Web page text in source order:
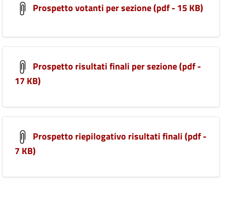
Prospetto votanti per sezione (pdf - 15 KB)
Prospetto risultati finali per sezione (pdf -
17 KB)
Prospetto riepilogativo risultati finali (pdf -
7 KB)